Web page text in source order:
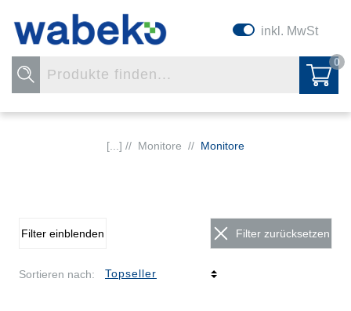
inkl. MwSt
0
[...] // Monitore // Monitore
Filter einblenden Filter zurücksetzen
Sortieren nach: